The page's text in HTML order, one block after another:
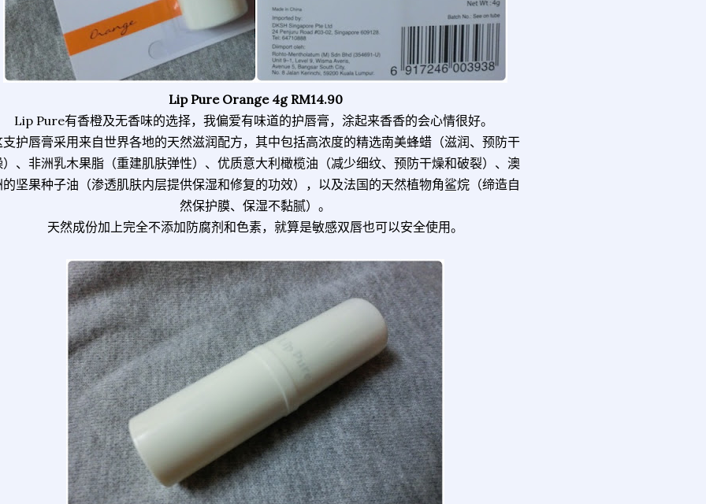
Lip Pure Orange 4g RM14.90
Lip Pure有香橙及无香味的选择，我偏爱有味道的护唇膏，涂起来香香的会心情很好。
支护唇膏采用来自世界各地的天然滋润配方，其中包括高浓度的精选南美蜂蜡（滋润、预防干
）、非洲乳木果脂（重建肌肤弹性）、优质意大利橄榄油（减少细纹、预防干燥和破裂）、澳
的坚果种子油（渗透肌肤内层提供保湿和修复的功效），以及法国的天然植物角鲨烷（缔造自
然保护膜、保湿不黏腻）。
天然成份加上完全不添加防腐剂和色素，就算是敏感双唇也可以安全使用。